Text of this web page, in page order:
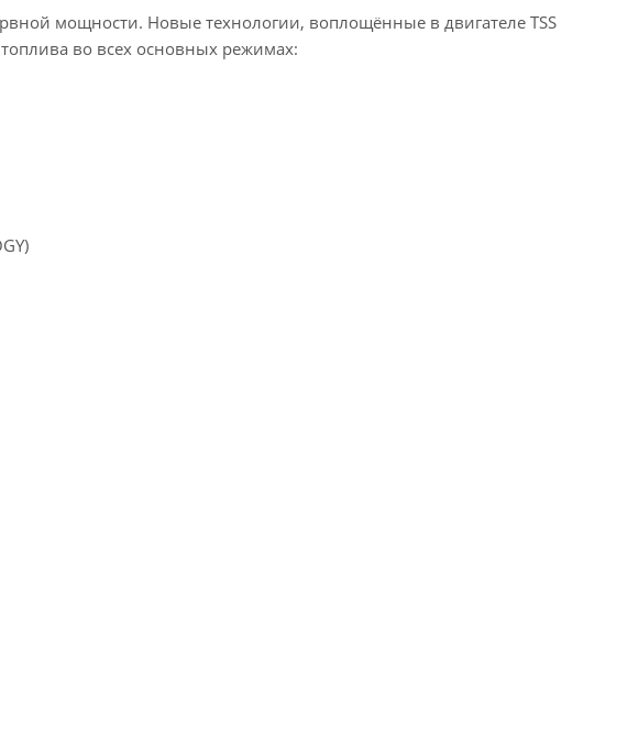
мощности. Новые технологии, воплощённые в двигателе TSS
топлива во всех основных режимах: